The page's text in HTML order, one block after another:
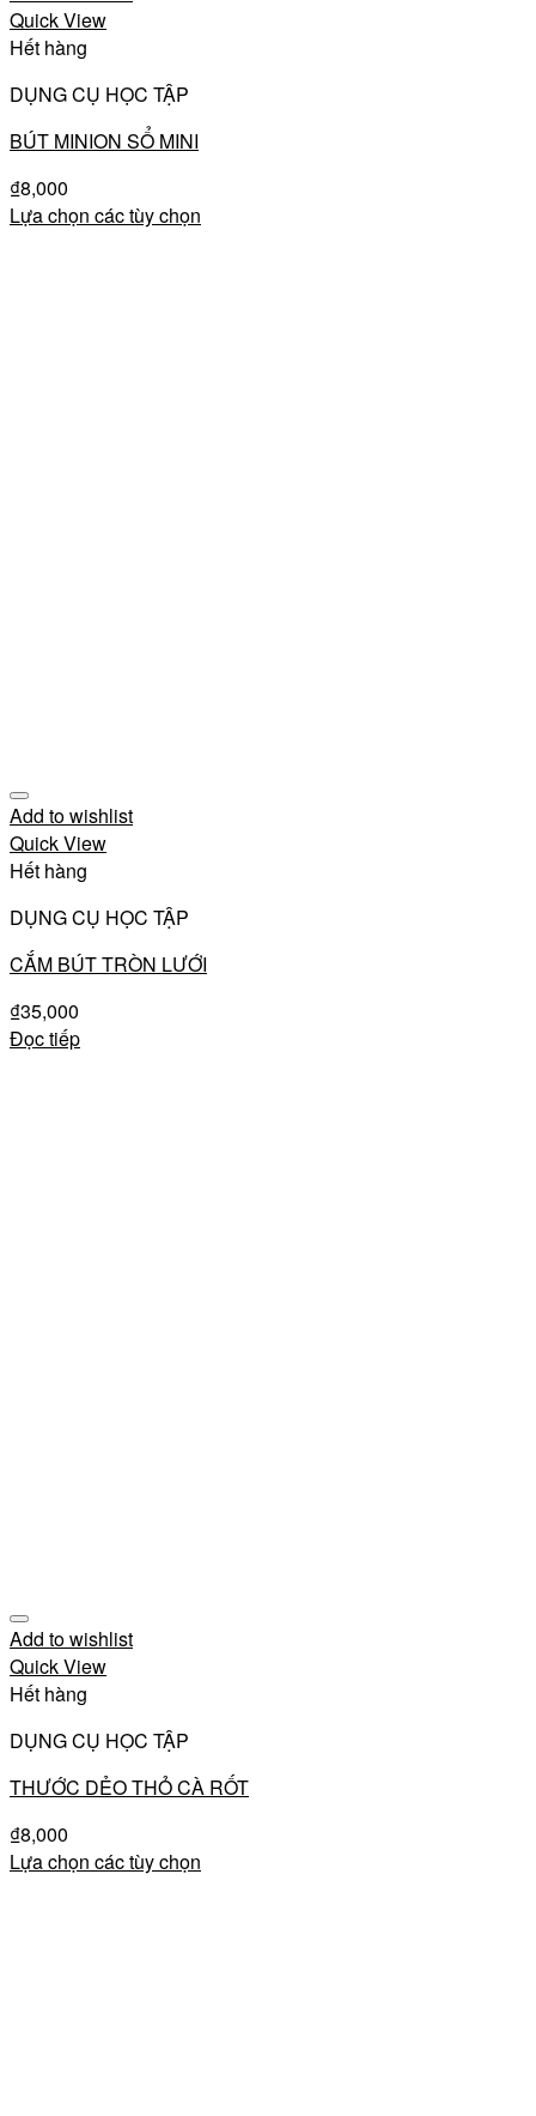
Quick View
Hết hàng
DỤNG CỤ HỌC TẬP
BÚT MINION SỔ MINI
₫8,000
Lựa chọn các tùy chọn
Add to wishlist
Quick View
Hết hàng
DỤNG CỤ HỌC TẬP
CẮM BÚT TRÒN LƯỚI
₫35,000
Đọc tiếp
Add to wishlist
Quick View
Hết hàng
DỤNG CỤ HỌC TẬP
THƯỚC DẺO THỎ CÀ RỐT
₫8,000
Lựa chọn các tùy chọn